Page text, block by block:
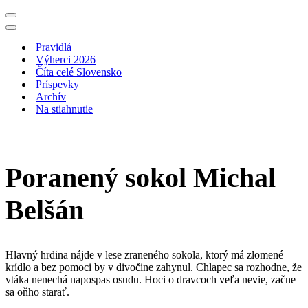
Menu
navigácie
Menu
navigáciePravidlá
Výherci 2026
Číta celé Slovensko
Príspevky
Archív
Na stiahnutie
Poranený sokol Michal
Belšán
Hlavný hrdina nájde v lese zraneného sokola, ktorý má zlomené
krídlo a bez pomoci by v divočine zahynul. Chlapec sa rozhodne, že
vtáka nenechá napospas osudu. Hoci o dravcoch veľa nevie, začne
sa oňho starať.